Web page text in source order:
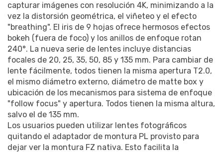
capturar imágenes con resolución 4K, minimizando a la
vez la distorsión geométrica, el viñeteo y el efecto
"breathing". El iris de 9 hojas ofrece hermosos efectos
bokeh (fuera de foco) y los anillos de enfoque rotan
240°. La nueva serie de lentes incluye distancias
focales de 20, 25, 35, 50, 85 y 135 mm. Para cambiar de
lente fácilmente, todos tienen la misma apertura T2.0,
el mismo diámetro externo, diámetro de matte box y
ubicación de los mecanismos para sistema de enfoque
"follow focus" y apertura. Todos tienen la misma altura,
salvo el de 135 mm.
Los usuarios pueden utilizar lentes fotográficos
quitando el adaptador de montura PL provisto para
dejar ver la montura FZ nativa. Esto facilita la